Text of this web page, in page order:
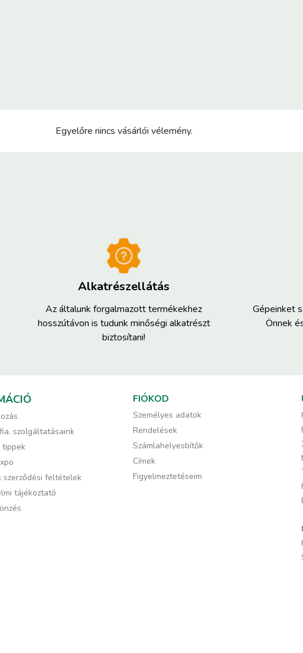
Egyelőre nincs vásárlói vélemény.
Alkatrészellátás
Az általunk forgalmazott termékekhez
hosszútávon is tudunk minőségi alkatrészt
biztosítani!
Gépeinket
Önnek
szolgáltatásaink
tippek
szerződési feltételek
tájékoztató
FIÓKOD
Személyes adatok
Rendelések
Számlahelyesbítők
Címek
Figyelmeztetéseim